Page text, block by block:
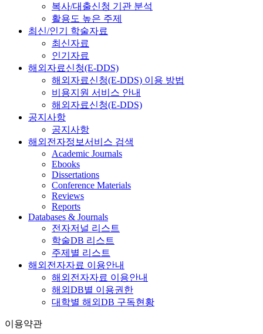
복사/대출신청 기관 분석
활용도 높은 주제
최신/인기 학술자료
최신자료
인기자료
해외자료신청(E-DDS)
해외자료신청(E-DDS) 이용 방법
비용지원 서비스 안내
해외자료신청(E-DDS)
공지사항
공지사항
해외전자정보서비스 검색
Academic Journals
Ebooks
Dissertations
Conference Materials
Reviews
Reports
Databases & Journals
전자저널 리스트
학술DB 리스트
주제별 리스트
해외전자자료 이용안내
해외전자자료 이용안내
해외DB별 이용권한
대학별 해외DB 구독현황
이용약관